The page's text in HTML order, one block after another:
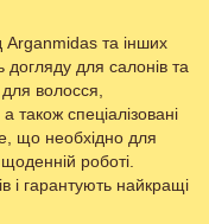
Arganmidas та інших
для салонів та
волосся,
також спеціалізовані
що необхідно для
роботі.
і гарантують найкращі